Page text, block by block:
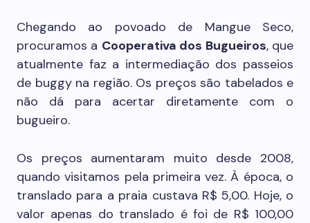
Chegando ao povoado de Mangue Seco,
procuramos a Cooperativa dos Bugueiros, que
atualmente faz a intermediação dos passeios
de buggy na região. Os preços são tabelados e
não dá para acertar diretamente com o
bugueiro.
Os preços aumentaram muito desde 2008,
quando visitamos pela primeira vez. À época, o
translado para a praia custava R$ 5,00. Hoje, o
valor apenas do translado é foi de R$ 100,00